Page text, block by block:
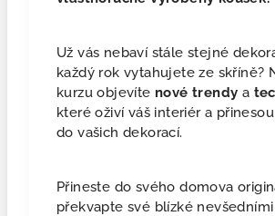
Už vás nebaví stále stejné
každý rok vytahujete ze skříně?
kurzu objevíte nové trendy a
které oživí váš interiér a
do vašich dekorací.
Přineste do svého domova
překvapte své blízké nevšedními